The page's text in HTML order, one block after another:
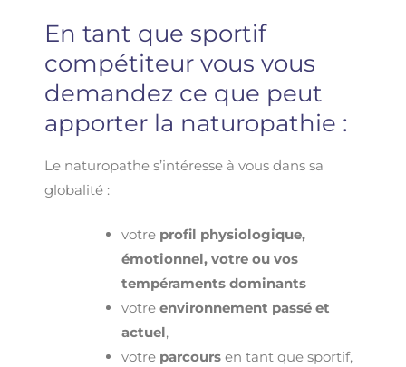
En tant que sportif
compétiteur vous vous
demandez ce que peut
apporter la naturopathie :
Le naturopathe s’intéresse à vous dans sa
globalité :
votre profil physiologique,
émotionnel, votre ou vos
tempéraments dominants
votre environnement passé et
actuel,
votre parcours en tant que sportif,